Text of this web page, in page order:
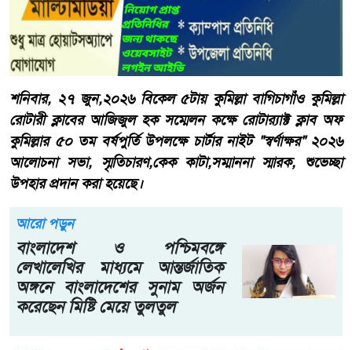
শনিবার, ২৭ জুন,২০২৬ বিকেল ৫টায় কুমিল্লা বাগিচাগাঁও কুমিল্লা
রোটারী ক্লাবের আজিজুল হক সম্মেলন কক্ষে রোটার‍্যাক্ট ক্লাব অফ
কুমিল্লার ৫০ তম বর্ষপুর্তি উপলক্ষে চার্টার নাইট "স্বর্ণাক্ষর" ২০২৬
আলোচনা সভা, স্মৃতিচারণ,কেক কাটা,সম্মাননা স্মারক, শুভেচ্ছা
উপহার প্রদান করা হয়েছে।
আরো পড়ুন
বাংলাদেশ ও পশ্চিমবঙ্গে
লেখালেখির মাধ্যমে আন্তর্জাতিক
অঙ্গনে বাংলাদেশের সুনাম অর্জন
করেছেন মিষ্টি মেয়ে তুলতুল